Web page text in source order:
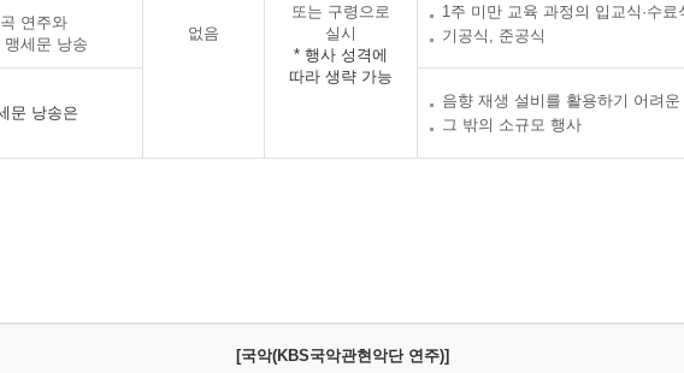
없음
또는 구령으로
실시
* 행사 성격에
따라 생략 가능
1주 미만 교육 과정의 입교식·수료
기공식, 준공식
연주와
세문 낭송
문 낭송은
음향 재생 설비를 활용하기 어려운
그 밖의 소규모 행사
[국악(KBS국악관현악단 연주)]